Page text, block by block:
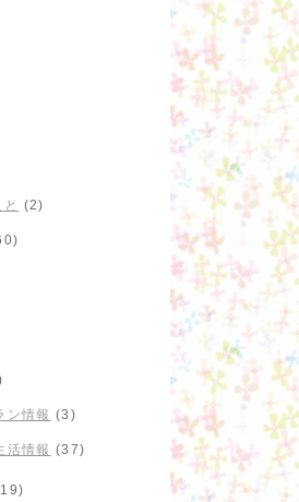
(2)
ン情報 (3)
活情報 (37)